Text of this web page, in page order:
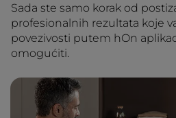
Sada ste samo korak od
profesionalnih rezultata koje
povezivosti putem hOn
omogućiti.